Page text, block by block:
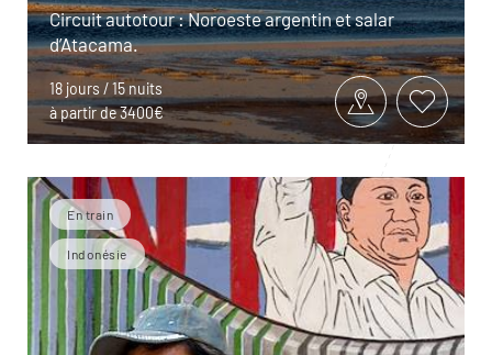
Circuit autotour : Noroeste argentin et salar
d’Atacama.
18 jours / 15 nuits
à partir de 3400€
En train
Indonésie